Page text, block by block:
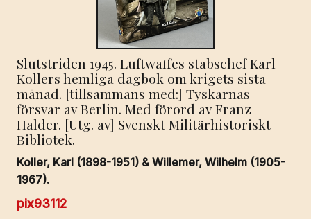
Slutstriden 1945. Luftwaffes stabschef Karl
Kollers hemliga dagbok om krigets sista
månad. [tillsammans med:] Tyskarnas
försvar av Berlin. Med förord av Franz
Halder. [Utg. av] Svenskt Militärhistoriskt
Bibliotek.
Koller, Karl (1898-1951) & Willemer, Wilhelm (1905-
1967).
pix93112